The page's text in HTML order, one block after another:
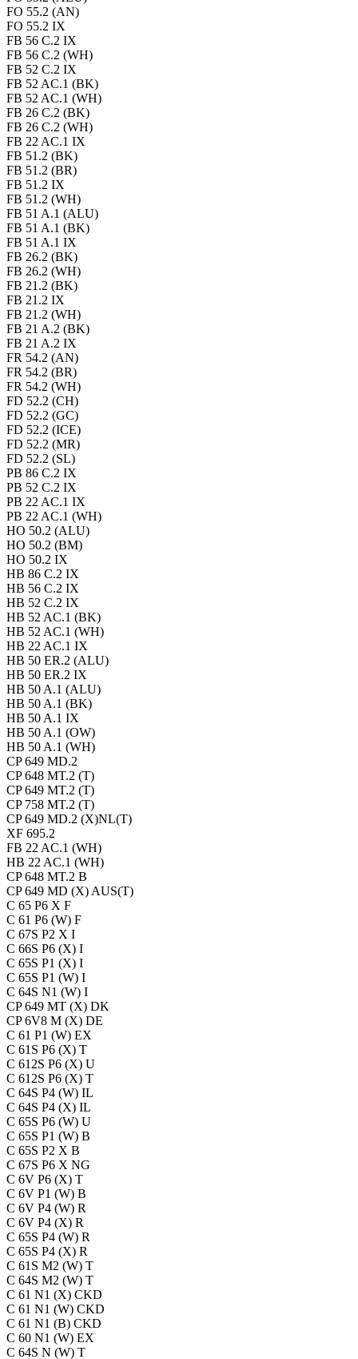
FO 55.2 (AN)
FO 55.2 IX
FB 56 C.2 IX
FB 56 C.2 (WH)
FB 52 C.2 IX
FB 52 AC.1 (BK)
FB 52 AC.1 (WH)
FB 26 C.2 (BK)
FB 26 C.2 (WH)
FB 22 AC.1 IX
FB 51.2 (BK)
FB 51.2 (BR)
FB 51.2 IX
FB 51.2 (WH)
FB 51 A.1 (ALU)
FB 51 A.1 (BK)
FB 51 A.1 IX
FB 26.2 (BK)
FB 26.2 (WH)
FB 21.2 (BK)
FB 21.2 IX
FB 21.2 (WH)
FB 21 A.2 (BK)
FB 21 A.2 IX
FR 54.2 (AN)
FR 54.2 (BR)
FR 54.2 (WH)
FD 52.2 (CH)
FD 52.2 (GC)
FD 52.2 (ICE)
FD 52.2 (MR)
FD 52.2 (SL)
PB 86 C.2 IX
PB 52 C.2 IX
PB 22 AC.1 IX
PB 22 AC.1 (WH)
HO 50.2 (ALU)
HO 50.2 (BM)
HO 50.2 IX
HB 86 C.2 IX
HB 56 C.2 IX
HB 52 C.2 IX
HB 52 AC.1 (BK)
HB 52 AC.1 (WH)
HB 22 AC.1 IX
HB 50 ER.2 (ALU)
HB 50 ER.2 IX
HB 50 A.1 (ALU)
HB 50 A.1 (BK)
HB 50 A.1 IX
HB 50 A.1 (OW)
HB 50 A.1 (WH)
CP 649 MD.2
CP 648 MT.2 (T)
CP 649 MT.2 (T)
CP 758 MT.2 (T)
CP 649 MD.2 (X)NL(T)
XF 695.2
FB 22 AC.1 (WH)
HB 22 AC.1 (WH)
CP 648 MT.2 B
CP 649 MD (X) AUS(T)
C 65 P6 X F
C 61 P6 (W) F
C 67S P2 X I
C 66S P6 (X) I
C 65S P1 (X) I
C 65S P1 (W) I
C 64S N1 (W) I
CP 649 MT (X) DK
CP 6V8 M (X) DE
C 61 P1 (W) EX
C 61S P6 (X) T
C 612S P6 (X) U
C 612S P6 (X) T
C 64S P4 (W) IL
C 64S P4 (X) IL
C 65S P6 (W) U
C 65S P1 (W) B
C 65S P2 X B
C 67S P6 X NG
C 6V P6 (X) T
C 6V P1 (W) B
C 6V P4 (W) R
C 6V P4 (X) R
C 65S P4 (W) R
C 65S P4 (X) R
C 61S M2 (W) T
C 64S M2 (W) T
C 61 N1 (X) CKD
C 61 N1 (W) CKD
C 61 N1 (B) CKD
C 60 N1 (W) EX
C 64S N (W) T